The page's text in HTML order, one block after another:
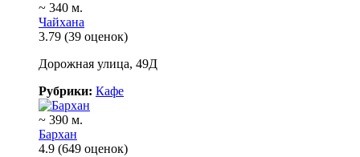
~ 340 м.
Чайхана
3.79 (39 оценок)
Дорожная улица, 49Д
Рубрики: Кафе
~ 390 м.
Бархан
4.9 (649 оценок)